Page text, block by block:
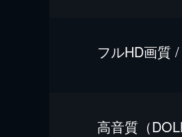
フルHD画質
⾼⾳質（